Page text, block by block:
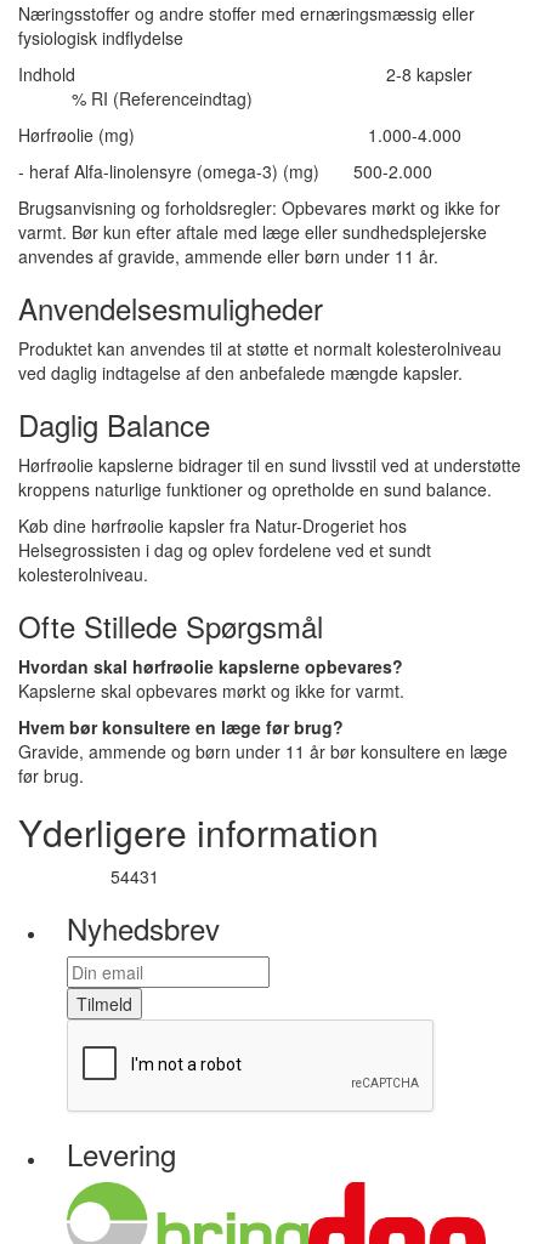
Næringsstoffer og andre stoffer med ernæringsmæssig eller
fysiologisk indflydelse
Indhold 2-8 kapsler
% RI (Referenceindtag)
Hørfrøolie (mg) 1.000-4.000
- heraf Alfa-linolensyre (omega-3) (mg) 500-2.000
Brugsanvisning og forholdsregler: Opbevares mørkt og ikke for
varmt. Bør kun efter aftale med læge eller sundhedsplejerske
anvendes af gravide, ammende eller børn under 11 år.
Anvendelsesmuligheder
Produktet kan anvendes til at støtte et normalt kolesterolniveau
ved daglig indtagelse af den anbefalede mængde kapsler.
Daglig Balance
Hørfrøolie kapslerne bidrager til en sund livsstil ved at understøtte
kroppens naturlige funktioner og opretholde en sund balance.
Køb dine hørfrøolie kapsler fra Natur-Drogeriet hos
Helsegrossisten i dag og oplev fordelene ved et sundt
kolesterolniveau.
Ofte Stillede Spørgsmål
Hvordan skal hørfrøolie kapslerne opbevares?
Kapslerne skal opbevares mørkt og ikke for varmt.
Hvem bør konsultere en læge før brug?
Gravide, ammende og børn under 11 år bør konsultere en læge
før brug.
Yderligere information
54431
Nyhedsbrev
Tilmeld
Levering